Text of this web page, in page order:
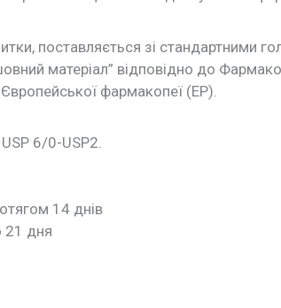
поставляється зі стандартними
матеріал” відповідно до
фармакопеї (ЕР).
6/0-USP2.
14 днів
21 дня